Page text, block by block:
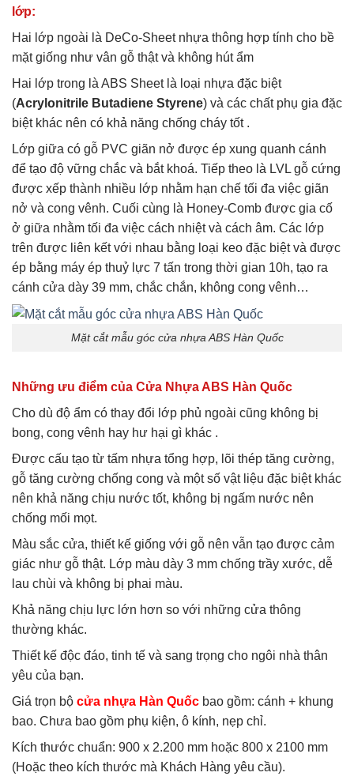
lớp:
Hai lớp ngoài là DeCo-Sheet nhựa thông hợp tính cho bề
mặt giống như vân gỗ thật và không hút ẩm
Hai lớp trong là ABS Sheet là loại nhựa đặc biệt
(Acrylonitrile Butadiene Styrene) và các chất phụ gia đặc
biệt khác nên có khả năng chống cháy tốt .
Lớp giữa có gỗ PVC giãn nở được ép xung quanh cánh
để tạo độ vững chắc và bắt khoá. Tiếp theo là LVL gỗ cứng
được xếp thành nhiều lớp nhằm hạn chế tối đa việc giãn
nở và cong vênh. Cuối cùng là Honey-Comb được gia cố
ở giữa nhằm tối đa việc cách nhiệt và cách âm. Các lớp
trên được liên kết với nhau bằng loại keo đặc biệt và được
ép bằng máy ép thuỷ lực 7 tấn trong thời gian 10h, tạo ra
cánh cửa dày 39 mm, chắc chắn, không cong vênh…
Mặt cắt mẫu góc cửa nhựa ABS Hàn Quốc
Những ưu điểm của Cửa Nhựa ABS Hàn Quốc
Cho dù độ ẩm có thay đổi lớp phủ ngoài cũng không bị
bong, cong vênh hay hư hại gì khác .
Được cấu tạo từ tấm nhựa tổng hợp, lõi thép tăng cường,
gỗ tăng cường chống cong và một số vật liệu đặc biệt khác
nên khả năng chịu nước tốt, không bị ngấm nước nên
chống mối mọt.
Màu sắc cửa, thiết kế giống với gỗ nên vẫn tạo được cảm
giác như gỗ thật. Lớp màu dày 3 mm chống trầy xước, dễ
lau chùi và không bị phai màu.
Khả năng chịu lực lớn hơn so với những cửa thông
thường khác.
Thiết kế độc đáo, tinh tế và sang trọng cho ngôi nhà thân
yêu của bạn.
Giá trọn bộ cửa nhựa Hàn Quốc bao gồm: cánh + khung
bao. Chưa bao gồm phụ kiện, ô kính, nẹp chỉ.
Kích thước chuẩn: 900 x 2.200 mm hoặc 800 x 2100 mm
(Hoặc theo kích thước mà Khách Hàng yêu cầu).